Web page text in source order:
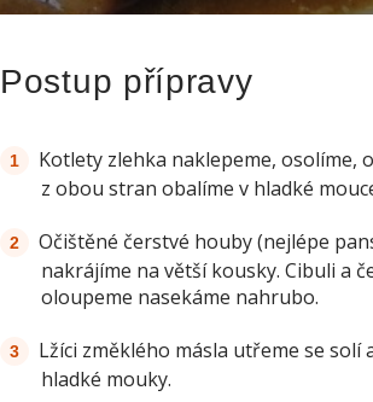
Postup přípravy
Kotlety zlehka naklepeme, osolíme,
z obou stran obalíme v hladké
Očištěné čerstvé houby (nejlépe
nakrájíme na větší kousky. Cibuli a
oloupeme nasekáme nahrubo.
Lžíci změklého másla utřeme se solí
hladké mouky.